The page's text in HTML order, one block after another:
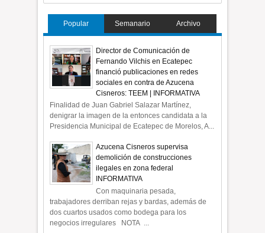
Popular Semanario Archivo
Director de Comunicación de
Fernando Vilchis en Ecatepec
financió publicaciones en redes
sociales en contra de Azucena
Cisneros: TEEM | INFORMATIVA
Finalidad de Juan Gabriel Salazar Martínez,
denigrar la imagen de la entonces candidata a la
Presidencia Municipal de Ecatepec de Morelos, A...
Azucena Cisneros supervisa
demolición de construcciones
ilegales en zona federal
INFORMATIVA
Con maquinaria pesada,
trabajadores derriban rejas y bardas, además de
dos cuartos usados como bodega para los
negocios irregulares NOTA ...